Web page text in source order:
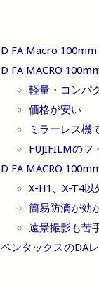
D FA Macro
D FA MACRO
軽量・コンパ
価格が安い
ミラーレス機
FUJIFILMのフ
D FA MACRO
X-H1、X-T4
簡易防滴が効
遠景撮影も苦
ペンタックスのDA